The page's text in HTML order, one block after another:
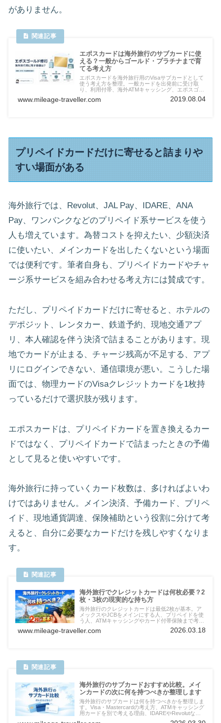
がありません。
エポスカードは海外旅行のサブカードに使
える？一般からゴールド・プラチナまで育
てる考え方
エポスカードを海外旅行用のVisaサブカードとして
使う考え方を整理。一般カードを出発前に受け取
り、利用付帯、海外ATMキャッシング、エポスゴー
ルド招待、プラチナのプライオリティ・パスまで確
認します。
www.mileage-traveller.com 2019.08.04
プリペイドカードだけに寄せると詰まりや
すい場面がある
海外旅行では、Revolut、JAL Pay、IDARE、ANA
Pay、ワンバンクなどのプリペイド系サービスを使う
人も増えています。為替コストを抑えたい、少額決済
に使いたい、メインカードを出したくないという場面
では便利です。筆者自身も、プリペイドカードやチャ
ージ系サービスを組み合わせる考え方には賛成です。
ただし、プリペイドカードだけに寄せると、ホテルの
デポジット、レンタカー、鉄道予約、現地交通アプ
リ、本人確認を伴う決済で詰まることがあります。現
地でカードが止まる、チャージ残高が不足する、アプ
リにログインできない、通信環境が悪い。こうした場
面では、物理カードのVisaクレジットカードを1枚持
っているだけで選択肢が残ります。
エポスカードは、プリペイドカードを置き換えるカー
ドではなく、プリペイドカードで詰まったときの予備
として見ると使いやすいです。
海外旅行に持っていくカード枚数は、多ければよいわ
けではありません。メイン決済、予備カード、プリペ
イド、現地通貨調達、保険補助という役割に分けて考
えると、自分に必要なカードだけを残しやすくなりま
す。
海外旅行でクレジットカードは何枚必要？2
枚・3枚の現実的な持ち方
海外旅行のクレジットカードは最低2枚が基本。ア
メックスやJCBをメインにする人、プリペイドを使
う人、ATMキャッシングやカード付帯保険まで考え
る人が3枚以上にした方がよい理由を、実体験ベー
スで整理します。
www.mileage-traveller.com 2026.03.18
海外旅行のサブカードおすすめ比較。メイ
ンカードの次に何を持つべきか整理します
海外旅行のサブカードは何を持つべきかを整理しま
す。Visa・Mastercardの考え方、ATMキャッシング
用カードを別で考える理由、IDAREやRevolutなど